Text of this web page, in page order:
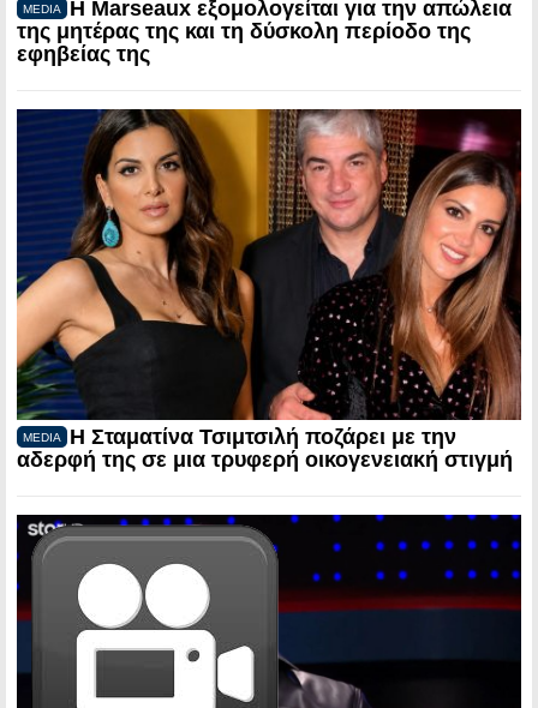
MEDIA
Η Marseaux εξομολογείται για την απώλεια
της μητέρας της και τη δύσκολη περίοδο της
εφηβείας της
MEDIA
Η Σταματίνα Τσιμτσιλή ποζάρει με την
αδερφή της σε μια τρυφερή οικογενειακή στιγμή